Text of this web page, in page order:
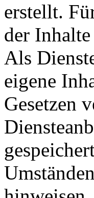
erstellt.
der
Als
eigene
Gesetzen